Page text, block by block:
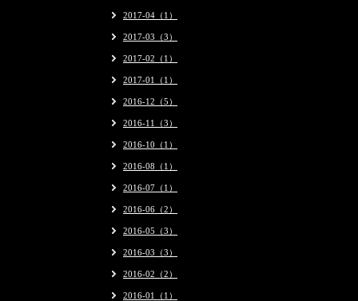
2017-04（1）
2017-03（3）
2017-02（1）
2017-01（1）
2016-12（5）
2016-11（3）
2016-10（1）
2016-08（1）
2016-07（1）
2016-06（2）
2016-05（3）
2016-03（3）
2016-02（2）
2016-01（1）